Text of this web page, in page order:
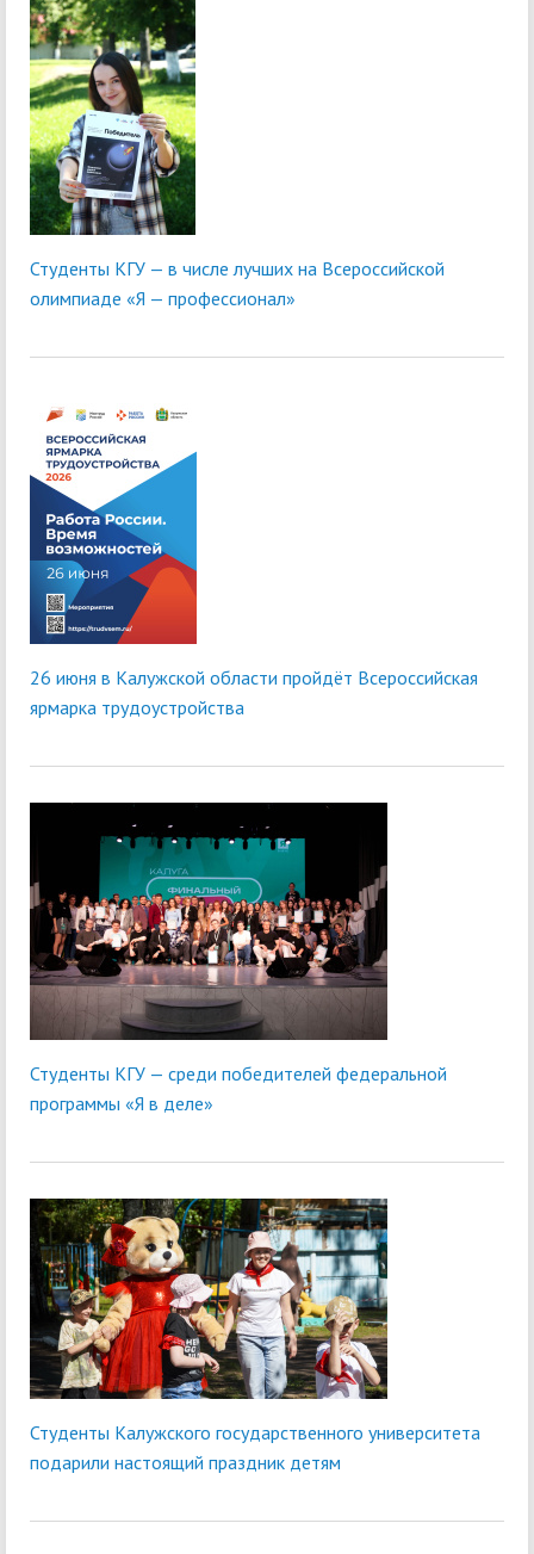
Студенты КГУ — в числе лучших на Всероссийской
олимпиаде «Я — профессионал»
26 июня в Калужской области пройдёт Всероссийская
ярмарка трудоустройства
Студенты КГУ — среди победителей федеральной
программы «Я в деле»
Студенты Калужского государственного университета
подарили настоящий праздник детям